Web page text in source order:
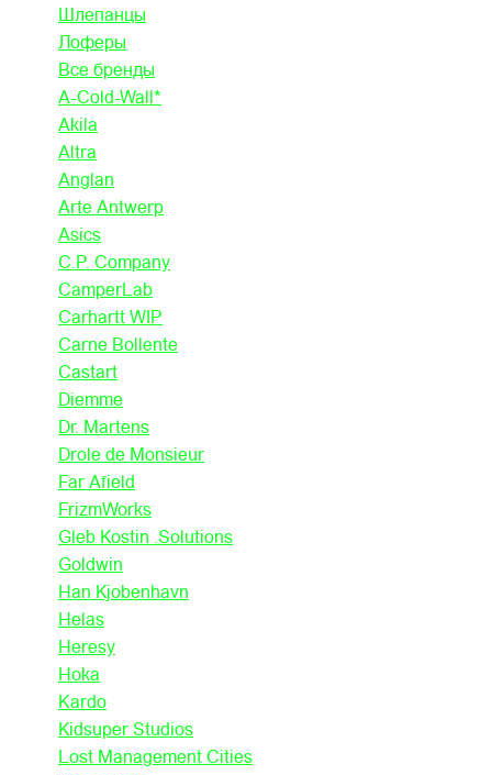
Шлепанцы
Лоферы
Все бренды
A-Cold-Wall*
Akila
Altra
Anglan
Arte Antwerp
Asics
C.P. Company
CamperLab
Carhartt WIP
Carne Bollente
Castart
Diemme
Dr. Martens
Drole de Monsieur
Far Afield
FrizmWorks
Gleb Kostin .Solutions
Goldwin
Han Kjobenhavn
Helas
Heresy
Hoka
Kardo
Kidsuper Studios
Lost Management Cities